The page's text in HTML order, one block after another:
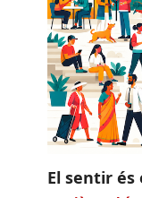
El sentir és